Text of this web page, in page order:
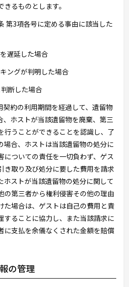
るものとします。
第3項各号に定める事由に該当した
遅延した場合
ングが判明した場合
断した場合
契約の利用期間を経過して、遺留物
、ホストが当該遺留物を廃棄、第三
行うことができることを認識し、了
場合、ホストは当該遺留物の処分に
についての責任を一切負わず、ゲス
き取り及び処分に要した費用を請求
ホストが当該遺留物の処分に関して
の第三者から権利侵害その他の理由
た場合は、ゲストは自己の費用と責
することに協力し、また当該請求に
に支払を余儀なくされた金額を賠償
の管理